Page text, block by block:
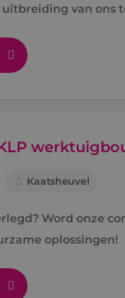
van ons
Kaatsheuvel
Word onze
oplossingen!